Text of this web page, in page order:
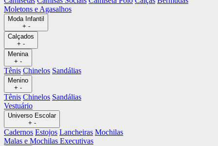
Moletons e Agasalhos
Moda Infantil
+ -
Calçados
+ -
Menina
+ -
Tênis Chinelos Sandálias
Menino
+ -
Tênis Chinelos Sandálias
Vestuário
Universo Escolar
+ -
Cadernos Estojos Lancheiras Mochilas
Malas e Mochilas Executivas